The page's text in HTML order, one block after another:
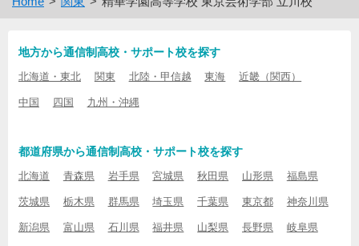
地方から通信制高校・サポート校を探す
北海道・東北 関東 北陸・甲信越 東海 近畿（関西）
中国 四国 九州・沖縄
都道府県から通信制高校・サポート校を探す
北海道 青森県 岩手県 宮城県 秋田県 山形県 福島県
茨城県 栃木県 群馬県 埼玉県 千葉県 東京都 神奈川県
新潟県 富山県 石川県 福井県 山梨県 長野県 岐阜県